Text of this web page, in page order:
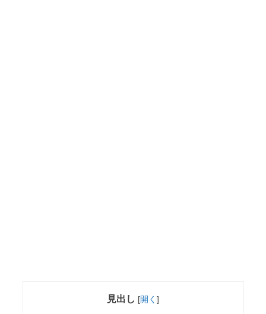
見出し [開く ]